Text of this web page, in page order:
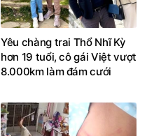
Yêu chàng trai Thổ Nhĩ Kỳ
hơn 19 tuổi, cô gái Việt vượt
8.000km làm đám cưới